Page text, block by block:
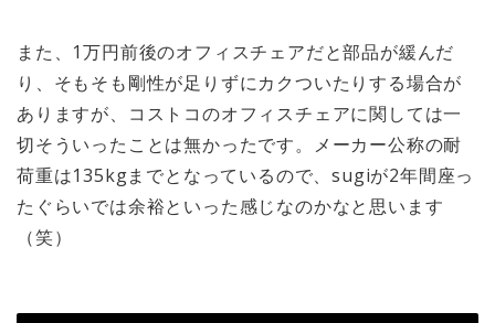
また、1万円前後のオフィスチェアだと部品が緩んだ
り、そもそも剛性が足りずにカクついたりする場合が
ありますが、コストコのオフィスチェアに関しては一
切そういったことは無かったです。メーカー公称の耐
荷重は135kgまでとなっているので、sugiが2年間座っ
たぐらいでは余裕といった感じなのかなと思います
（笑）